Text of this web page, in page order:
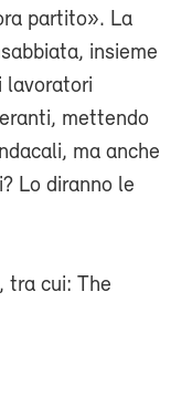
partito». La
insieme
lavoratori
mettendo
ma anche
Lo diranno le
tra cui: The